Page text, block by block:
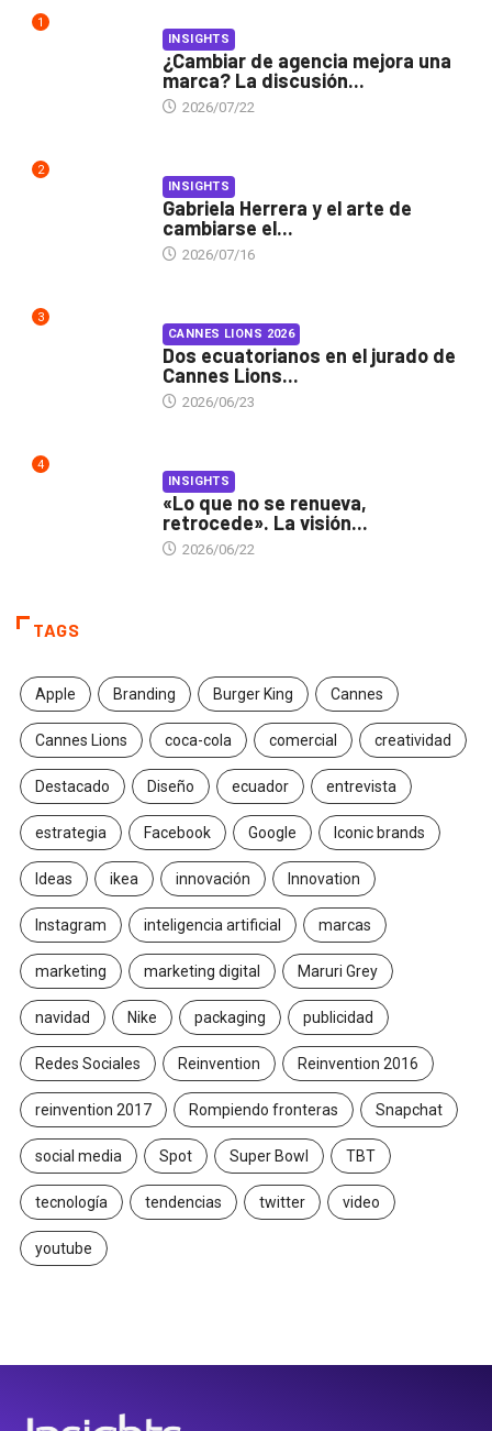
1
INSIGHTS
¿Cambiar de agencia mejora una
marca? La discusión...
2026/07/22
2
INSIGHTS
Gabriela Herrera y el arte de
cambiarse el...
2026/07/16
3
CANNES LIONS 2026
Dos ecuatorianos en el jurado de
Cannes Lions...
2026/06/23
4
INSIGHTS
«Lo que no se renueva,
retrocede». La visión...
2026/06/22
TAGS
Apple Branding Burger King Cannes
Cannes Lions coca-cola comercial creatividad
Destacado Diseño ecuador entrevista
estrategia Facebook Google Iconic brands
Ideas ikea innovación Innovation
Instagram inteligencia artificial marcas
marketing marketing digital Maruri Grey
navidad Nike packaging publicidad
Redes Sociales Reinvention Reinvention 2016
reinvention 2017 Rompiendo fronteras Snapchat
social media Spot Super Bowl TBT
tecnología tendencias twitter video
youtube